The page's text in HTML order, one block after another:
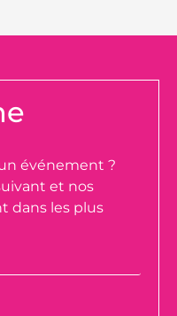
événement ?
et nos
dans les plus